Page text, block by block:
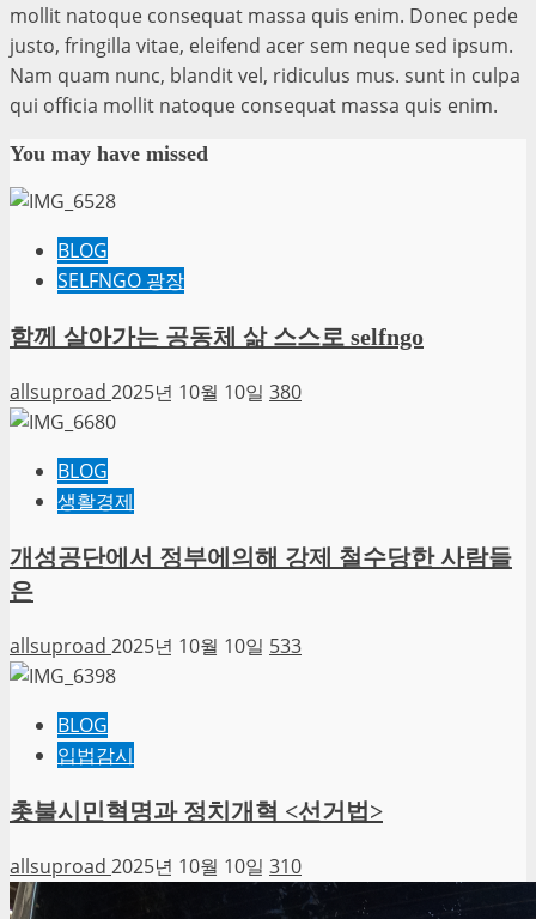
mollit natoque consequat massa quis enim. Donec pede
justo, fringilla vitae, eleifend acer sem neque sed ipsum.
Nam quam nunc, blandit vel, ridiculus mus. sunt in culpa
qui officia mollit natoque consequat massa quis enim.
You may have missed
BLOG
SELFNGO 광장
함께 살아가는 공동체 삶 스스로 selfngo
allsuproad 2025년 10월 10일 380
BLOG
생활경제
개성공단에서 정부에의해 강제 철수당한 사람들
은
allsuproad 2025년 10월 10일 533
BLOG
입법감시
촛불시민혁명과 정치개혁 <선거법>
allsuproad 2025년 10월 10일 310